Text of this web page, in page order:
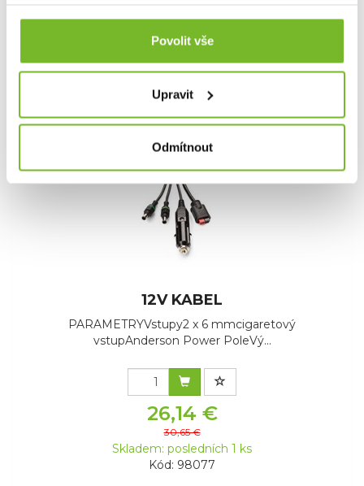
Povolit vše
Upravit
Odmítnout
105,01 €
Skladem: posledních 15 ks
Akce -15 %
12V KABEL
PARAMETRYVstupy2 x 6 mmcigaretový
vstupAnderson Power PoleVý...
26,14 €
30,65 €
Skladem: posledních 1 ks
Kód: 98077